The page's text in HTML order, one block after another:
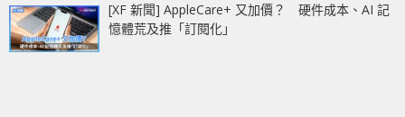
[XF 新聞] AppleCare+ 又加價？ 硬件成本、AI 記
憶體荒及推「訂閱化」